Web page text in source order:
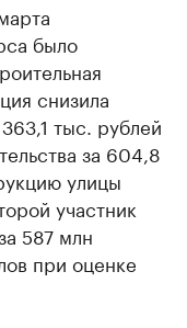
было
снизила
тыс. рублей
за 604,8
улицы
участник
587 млн
при оценке